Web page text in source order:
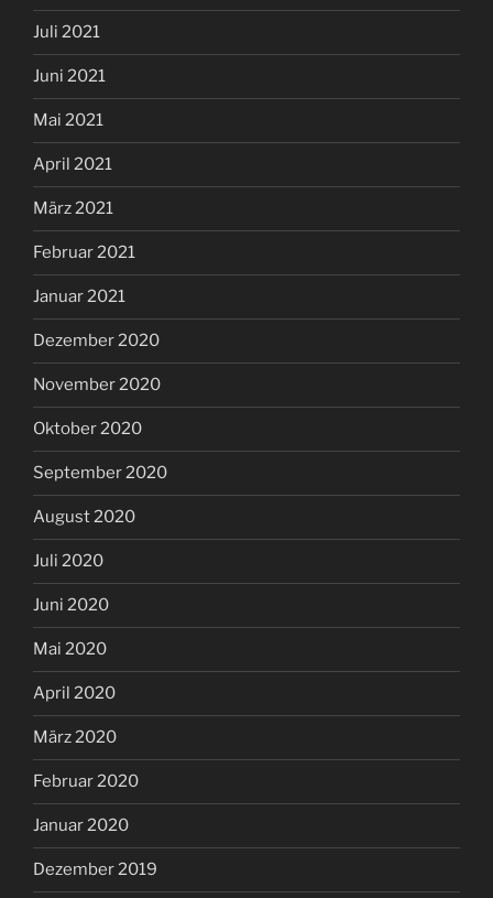
Juli 2021
Juni 2021
Mai 2021
April 2021
März 2021
Februar 2021
Januar 2021
Dezember 2020
November 2020
Oktober 2020
September 2020
August 2020
Juli 2020
Juni 2020
Mai 2020
April 2020
März 2020
Februar 2020
Januar 2020
Dezember 2019